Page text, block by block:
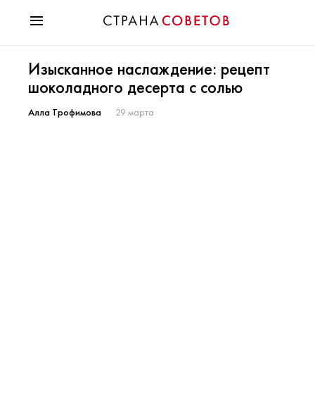
Мода
Звезды
Гороскопы
Изысканное наслаждение: рецепт
шоколадного десерта с солью
Алла Трофимова 29 марта